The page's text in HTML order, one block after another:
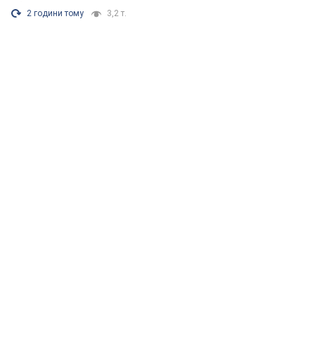
2 години тому 3,2 т.